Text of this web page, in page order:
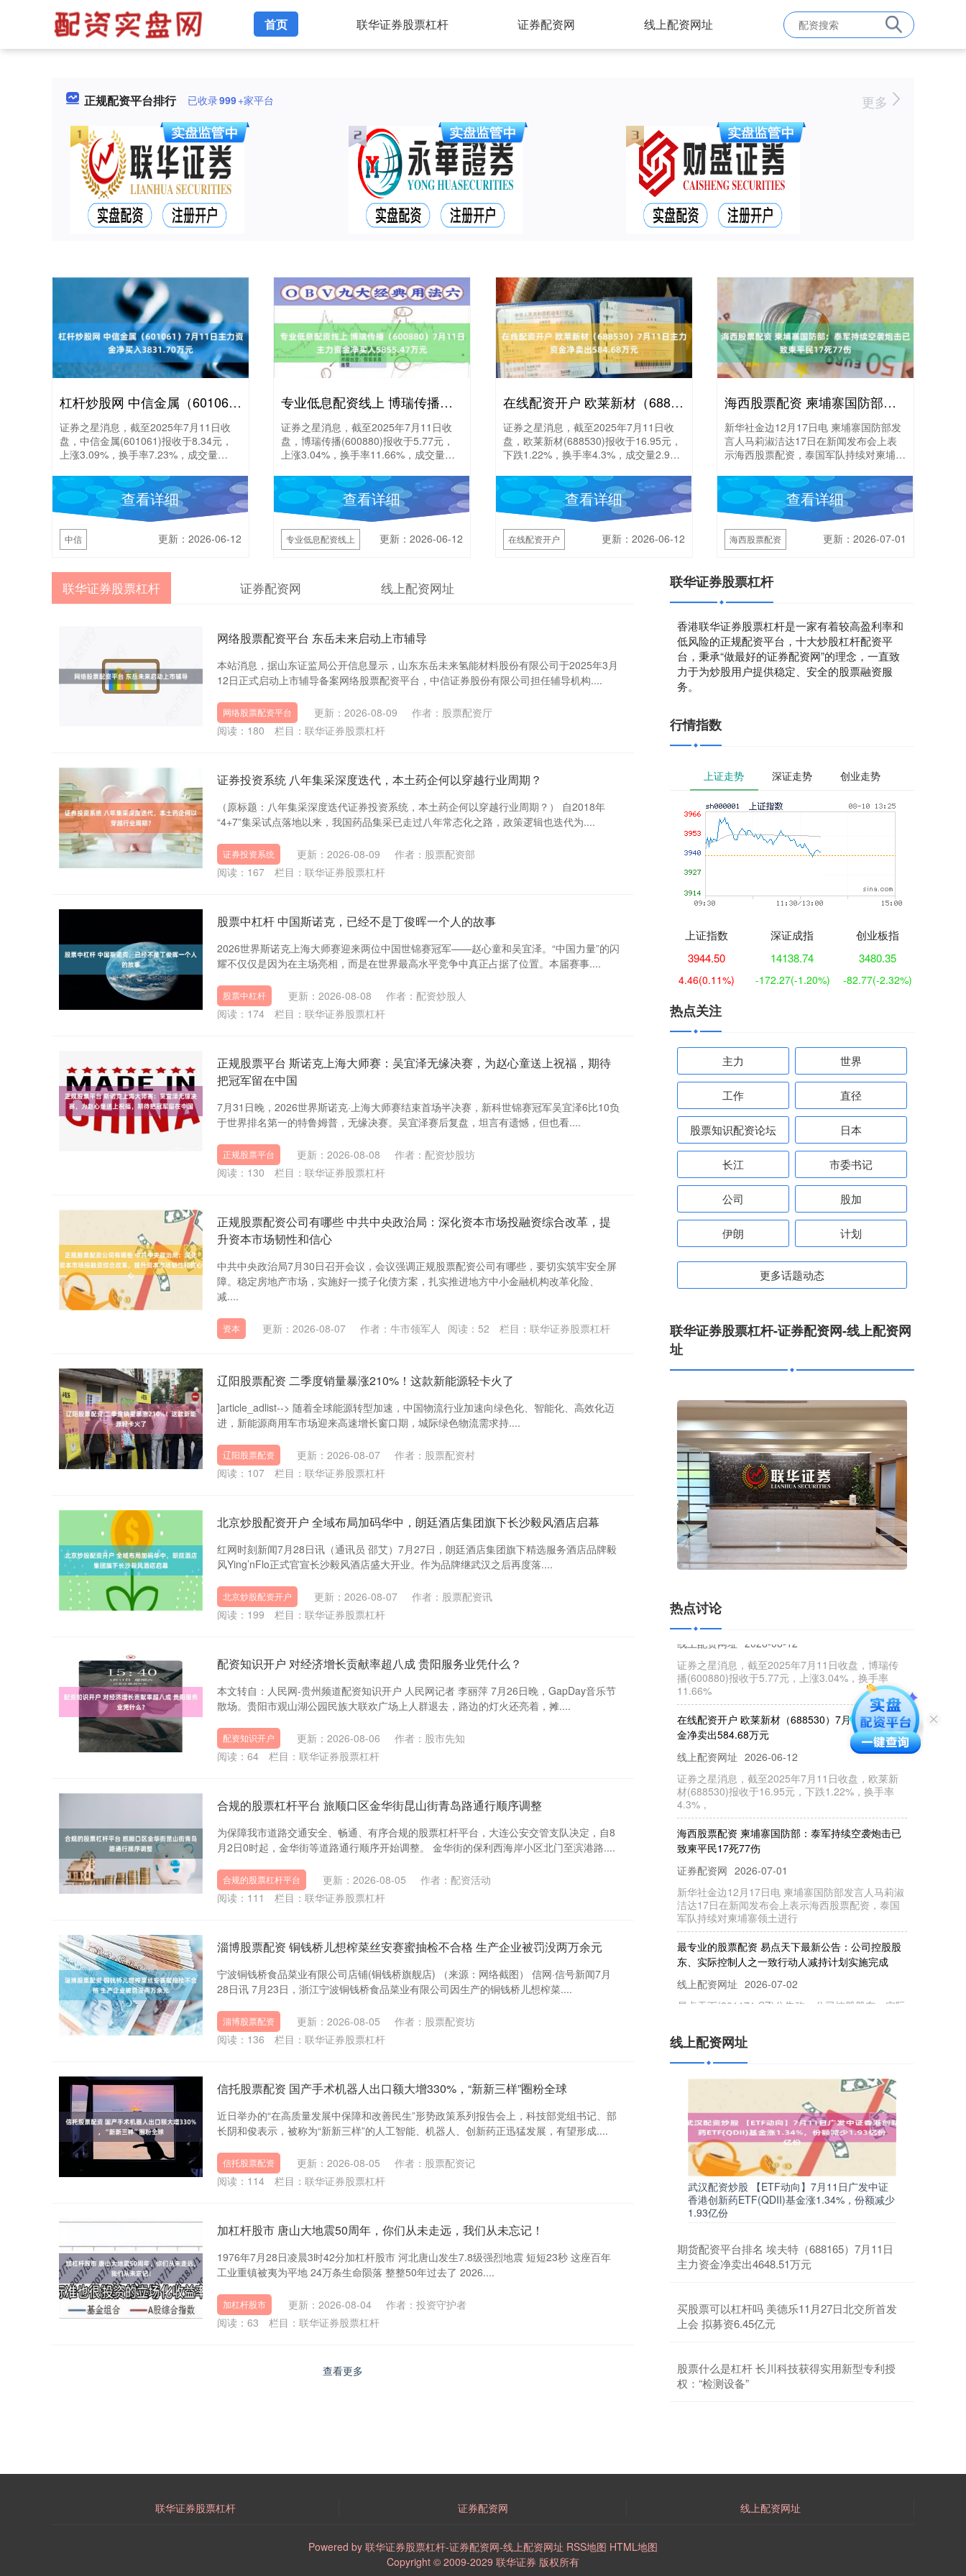
首页 联华证券股票杠杆 证券配资网 线上配资网址
正规配资平台排行 已收录999+家平台 更多
杠杆炒股网 中信金属（601061）7月11日主力资金净买入3831.70万元
证券之星消息，截至2025年7月11日收
盘，中信金属(601061)报收于8.34元，
上涨3.09%，换手率7.23%，成交量
查看详细
中信 更新：2026-06-12
专业低息配资线上 博瑞传播（600880）7月11日主力资金净买入5855.47万元
证券之星消息，截至2025年7月11日收
盘，博瑞传播(600880)报收于5.77元，
上涨3.04%，换手率11.66%，成交量
查看详细
专业低息配资线上 更新：2026-06-12
在线配资开户 欧莱新材（688530）7月11日主力资金净卖出584.68万元
证券之星消息，截至2025年7月11日收
盘，欧莱新材(688530)报收于16.95元，
下跌1.22%，换手率4.3%，成交量2.92
查看详细
在线配资开户 更新：2026-06-12
海西股票配资 柬埔寨国防部：泰军持续空袭炮击已致柬平民17死77伤
新华社金边12月17日电 柬埔寨国防部发
言人马莉淑洁达17日在新闻发布会上表
示海西股票配资，泰国军队持续对柬埔寨
死77伤。 ....
查看详细
海西股票配资 更新：2026-07-01
联华证券股票杠杆 证券配资网 线上配资网址
网络股票配资平台 东岳未来启动上市辅导
本站消息，据山东证监局公开信息显示，山东东岳未来氢能材料股份有限公司于2025年3月
12日正式启动上市辅导备案网络股票配资平台，中信证券股份有限公司担任辅导机构....
网络股票配资平台 更新：2026-08-09
作者：股票配资厅
阅读： 180 栏目： 联华证券股票杠杆
证券投资系统 八年集采深度迭代，本土药企何以穿越行业周期？
（原标题：八年集采深度迭代证券投资系统，本土药企何以穿越行业周期？） 自2018年
“4+7”集采试点落地以来，我国药品集采已走过八年常态化之路，政策逻辑也迭代为....
证券投资系统 更新：2026-08-09
作者：股票配资部
阅读： 167 栏目： 联华证券股票杠杆
股票中杠杆 中国斯诺克，已经不是丁俊晖一个人的故事
2026世界斯诺克上海大师赛迎来两位中国世锦赛冠军——赵心童和吴宜泽。“中国力量”的闪
耀不仅仅是因为在主场亮相，而是在世界最高水平竞争中真正占据了位置。本届赛事....
股票中杠杆 更新：2026-08-08
作者：配资炒股人
阅读： 174 栏目： 联华证券股票杠杆
正规股票平台 斯诺克上海大师赛：吴宜泽无缘决赛，为赵心童送上祝福，期待
把冠军留在中国
7月31日晚，2026世界斯诺克·上海大师赛结束首场半决赛，新科世锦赛冠军吴宜泽6比10负
于世界排名第一的特鲁姆普，无缘决赛。吴宜泽赛后复盘，坦言有遗憾，但也看....
正规股票平台 更新：2026-08-08
作者：配资炒股坊
阅读： 130 栏目： 联华证券股票杠杆
正规股票配资公司有哪些 中共中央政治局：深化资本市场投融资综合改革，提
升资本市场韧性和信心
中共中央政治局7月30日召开会议，会议强调正规股票配资公司有哪些，要切实筑牢安全屏
障。稳定房地产市场，实施好一揽子化债方案，扎实推进地方中小金融机构改革化险、
减....
资本 更新：2026-08-07 作者：牛市领军人 阅读： 52 栏目： 联华证券股票杠杆
辽阳股票配资 二季度销量暴涨210%！这款新能源轻卡火了
]article_adlist--> 随着全球能源转型加速，中国物流行业加速向绿色化、智能化、高效化迈
进，新能源商用车市场迎来高速增长窗口期，城际绿色物流需求持....
辽阳股票配资 更新：2026-08-07
作者：股票配资村
阅读： 107 栏目： 联华证券股票杠杆
北京炒股配资开户 全域布局加码华中，朗廷酒店集团旗下长沙毅风酒店启幕
红网时刻新闻7月28日讯（通讯员 邵艾）7月27日，朗廷酒店集团旗下精选服务酒店品牌毅
风Ying’nFlo正式官宣长沙毅风酒店盛大开业。作为品牌继武汉之后再度落....
北京炒股配资开户 更新：2026-08-07
作者：股票配资讯
阅读： 199 栏目： 联华证券股票杠杆
配资知识开户 对经济增长贡献率超八成 贵阳服务业凭什么？
本文转自：人民网-贵州频道配资知识开户 人民网记者 李丽萍 7月26日晚，GapDay音乐节
散场。贵阳市观山湖公园民族大联欢广场上人群退去，路边的灯火还亮着，摊....
配资知识开户 更新：2026-08-06
作者：股市先知
阅读： 64 栏目： 联华证券股票杠杆
合规的股票杠杆平台 旅顺口区金华街昆山街青岛路通行顺序调整
为保障我市道路交通安全、畅通、有序合规的股票杠杆平台，大连公安交管支队决定，自8
月2日0时起，金华街等道路通行顺序开始调整。 金华街的保利西海岸小区北门至滨港路....
合规的股票杠杆平台 更新：2026-08-05
作者：配资活动
阅读： 111 栏目： 联华证券股票杠杆
淄博股票配资 铜钱桥儿想榨菜丝安赛蜜抽检不合格 生产企业被罚没两万余元
宁波铜钱桥食品菜业有限公司店铺(铜钱桥旗舰店) （来源：网络截图） 信网·信号新闻7月
28日讯 7月23日，浙江宁波铜钱桥食品菜业有限公司因生产的铜钱桥儿想榨菜....
淄博股票配资 更新：2026-08-05
作者：股票配资坊
阅读： 136 栏目： 联华证券股票杠杆
信托股票配资 国产手术机器人出口额大增330%，“新新三样”圈粉全球
近日举办的“在高质量发展中保障和改善民生”形势政策系列报告会上，科技部党组书记、部
长阴和俊表示，被称为“新新三样”的人工智能、机器人、创新药正迅猛发展，有望形成....
信托股票配资 更新：2026-08-05
作者：股票配资记
阅读： 114 栏目： 联华证券股票杠杆
加杠杆股市 唐山大地震50周年，你们从未走远，我们从未忘记！
1976年7月28日凌晨3时42分加杠杆股市 河北唐山发生7.8级强烈地震 短短23秒 这座百年
工业重镇被夷为平地 24万条生命陨落 整整50年过去了 2026....
加杠杆股市 更新：2026-08-04
作者：投资守护者
阅读： 63 栏目： 联华证券股票杠杆
查看更多
联华证券股票杠杆
香港联华证券股票杠杆是一家有着较高盈利率和
低风险的正规配资平台，十大炒股杠杆配资平
台，秉承“做最好的证券配资网”的理念，一直致
力于为炒股用户提供稳定、安全的股票融资服
务。
行情指数
上证走势 深证走势 创业走势
上证指数
3944.50
4.46(0.11%)
深证成指
14138.74
-172.27(-1.20%)
创业板指
3480.35
-82.77(-2.32%)
热点关注
主力 世界
工作 直径
股票知识配资论坛 日本
长江 市委书记
公司 股加
伊朗 计划
更多话题动态
联华证券股票杠杆-证券配资网-线上配资网
址
热点讨论
杠杆炒股网 中信金属（601061）7月11日主力资金
净买入3831.70万元
线上配资网址 2026-06-12
证券之星消息，截至2025年7月11日收盘，中信金
属(601061)报收于8.34元，上涨3.09%，换手率
7.23%，
力资金净买入5855.47万元
线上配资网址
证券之星消息，截至2025年7月11日收盘，博瑞传
播(600880)报收于5.77元，上涨3.04%，换手率
11.66%
在线配资开户 欧莱新材（688530）7月11日主力资
金净卖出584.68万元
线上配资网址 2026-06-12
证券之星消息，截至2025年7月11日收盘，欧莱新
材(688530)报收于16.95元，下跌1.22%，换手率
4.3%，
海西股票配资 柬埔寨国防部：泰军持续空袭炮击已
致柬平民17死77伤
证券配资网 2026-07-01
新华社金边12月17日电 柬埔寨国防部发言人马莉淑
洁达17日在新闻发布会上表示海西股票配资，泰国
军队持续对柬埔寨领土进行
最专业的股票配资 易点天下最新公告：公司控股股
东、实际控制人之一致行动人减持计划实施完成
线上配资网址 2026-07-02
易点天下(301171.SZ)公告称，公司控股股东、实际
控制人邹小武之一致行动人宁波众点易企业管理合
可靠的线上股票配资 科思创与比亚迪签署战略合作
线上配资网址 2026-07-22
7月13日，盖世汽车获悉，科思创与比亚迪宣布签署
谅解备忘录，正式确立长期战略合作伙伴关系。双
方将不再局限于传统供需模式，
券商配资平台 光弘科技获得实用新型专利授权：“一
种螺钉锁附半自动平台”
联华证券股票杠杆 2026-06-12
证券之星消息，根据天眼查APP数据显示光弘科技
北京炒股配资开户 全域布局加码华中，朗廷酒店集
联华证券股票杠杆
2026-08-07
红网时刻新闻7月28日讯（通讯员 邵艾）7月27日，
线上配资网址
武汉配资炒股 【ETF动向】7月11日广发中证
香港创新药ETF(QDII)基金涨1.34%，份额减少
1.93亿份
期货配资平台排名 埃夫特（688165）7月11日
主力资金净卖出4648.51万元
买股票可以杠杆吗 美德乐11月27日北交所首发
上会 拟募资6.45亿元
股票什么是杠杆 长川科技获得实用新型专利授
权：“检测设备”
联华证券股票杠杆 证券配资网 线上配资网址
Powered by 联华证券股票杠杆-证券配资网-线上配资网址 RSS地图 HTML地图
Copyright © 2009-2029 联华证券 版权所有